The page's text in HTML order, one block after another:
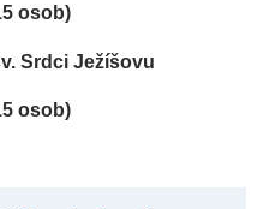
osob)
Ježíšovu
osob)